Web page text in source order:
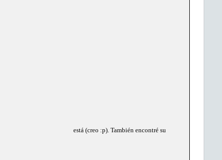
está (creo :p). También encontré su